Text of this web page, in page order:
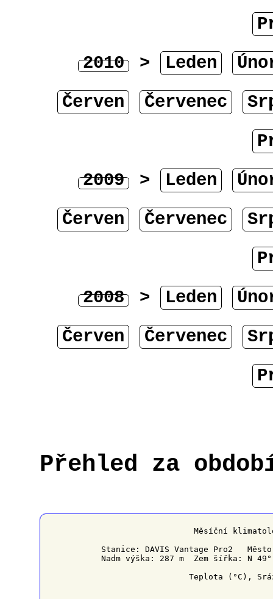
2010 > Leden
Červen
Červenec
2009 > Leden
Červen
Červenec
2008 > Leden
Červen
Červenec
Přehled za
Měsíční
Stanice: DAVIS Vantage Pro2
Nadm výška: 287 m  Zem šířka: N
Teplota (°C),